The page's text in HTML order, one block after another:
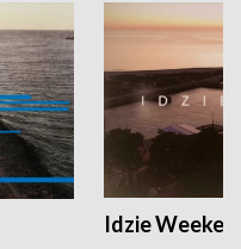
Idzie